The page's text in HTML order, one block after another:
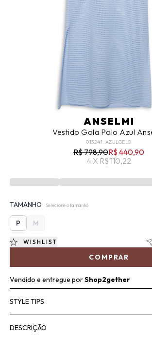
ANSELMI
Vestido Gola Polo Azul
013241_AZULGELO
R$ 798,90R$ 440,90
4 X R$ 110,22
TAMANHO Selecione o tamanho
P M
COMPRAR
WISHLIST
Vendido e entregue porShop2gether
STYLE TIPS
DESCRIÇÃO